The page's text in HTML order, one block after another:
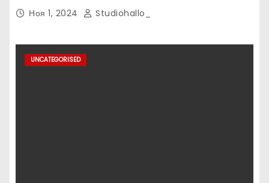
Ноя 1, 2024 Studiohallo_
UNCATEGORISED